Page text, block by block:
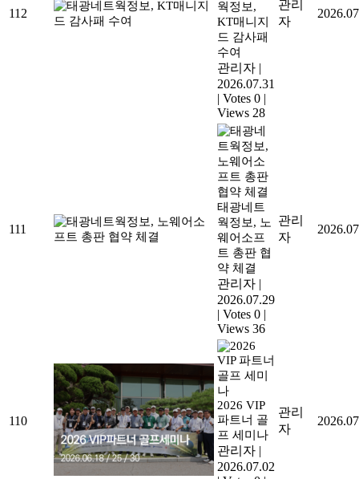
112
웍정보,
KT매니지
드 감사패
수여
관리자 |
2026.07.31
| Votes 0 |
Views 28
관리
자
111
태광네트
웍정보, 노
웨어소프
트 총판 협
약 체결
관리자 |
2026.07.29
| Votes 0 |
Views 36
관리
자
110
2026 VIP
파트너 골
프 세미나
관리자 |
2026.07.02
관리
자